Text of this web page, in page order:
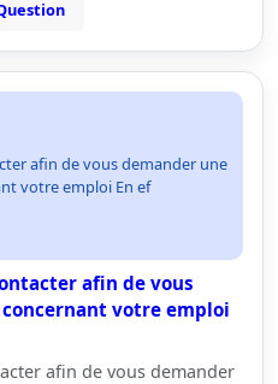
afin de vous demander une
votre emploi En ef
afin de vous
votre emploi
afin de vous demander